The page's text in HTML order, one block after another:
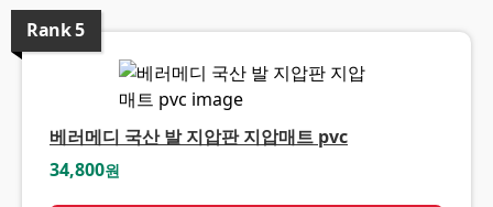
Rank5
베러메디 국산 발 지압판 지압매트 pvc
34,800원